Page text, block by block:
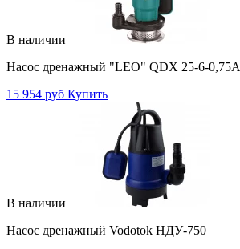
В наличии
Насос дренажный "LEO" QDX 25-6-0,75А
15 954 руб Купить
В наличии
Насос дренажный Vodotok НДУ-750